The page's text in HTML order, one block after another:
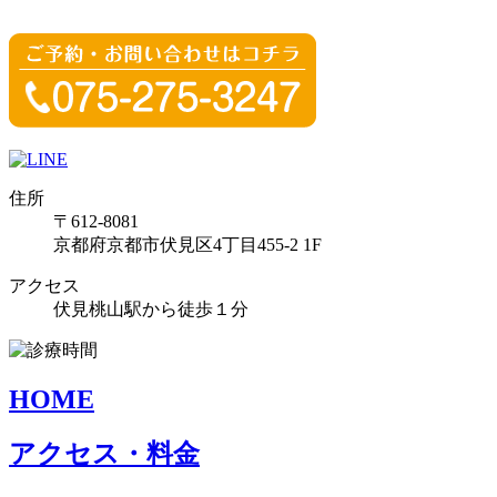
住所
〒612-8081
京都府京都市伏見区4丁目455-2 1F
アクセス
伏見桃山駅から徒歩１分
HOME
アクセス・料金